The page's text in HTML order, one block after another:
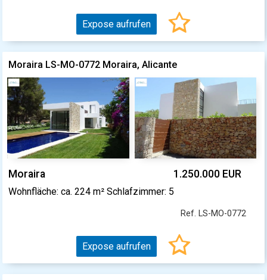
Expose aufrufen
Moraira LS-MO-0772 Moraira, Alicante
Moraira 1.250.000 EUR
Wohnfläche: ca. 224 m² Schlafzimmer: 5
Ref. LS-MO-0772
Expose aufrufen